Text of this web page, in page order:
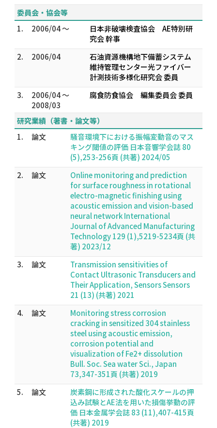
委員会・協会等
1.
2006/04 ～
日本非破壊検査協会 AE特別研
究会 幹事
2.
2006/04
石油資源機構地下備蓄システム
維持管理センター光ファイバー
計測技術多様化研究会 委員
3.
2006/04 ～
2008/03
腐食防食協会 編集委員会 委員
研究業績（著書・論文等）
1.
論文
騒音環境下における振幅変動音のマス
キング閾値の評価 日本音響学会誌 80
(5),253-256頁 (共著) 2024/05
2.
論文
Online monitoring and prediction
for surface roughness in rotational
electro-magnetic finishing using
acoustic emission and vision-based
neural network International
Journal of Advanced Manufacturing
Technology 129 (1),5219-5234頁 (共
著) 2023/12
3.
論文
Transmission sensitivities of
Contact Ultrasonic Transducers and
Their Application, Sensors Sensors
21 (13) (共著) 2021
4.
論文
Monitoring stress corrosion
cracking in sensitized 304 stainless
steel using acoustic emission,
corrosion potential and
visualization of Fe2+ dissolution
Bull. Soc. Sea water Sci., Japan
73,347-351頁 (共著) 2019
5.
論文
炭素鋼に形成された酸化スケールの押
込み試験とAE法を用いた損傷挙動の評
価 日本金属学会誌 83 (11),407-415頁
(共著) 2019